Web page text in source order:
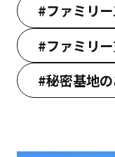
#ファミリ
#ファミリ
#秘密基地